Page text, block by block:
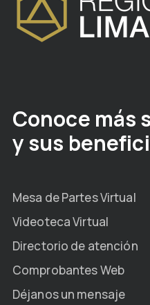
Conoce más
y sus
Mesa de Partes Virtual
Videoteca Virtual
Directorio de atención
Comprobantes Web
Déjanos un mensaje